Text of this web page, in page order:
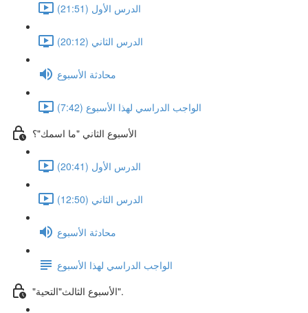
الدرس الأول (21:51)
الدرس الثاني (20:12)
محادثة الأسبوع
الواجب الدراسي لهذا الأسبوع (7:42)
الأسبوع الثاني "ما اسمك"؟
الدرس الأول (20:41)
الدرس الثاني (12:50)
محادثة الأسبوع
الواجب الدراسي لهذا الأسبوع
"الأسبوع الثالث"التحية".